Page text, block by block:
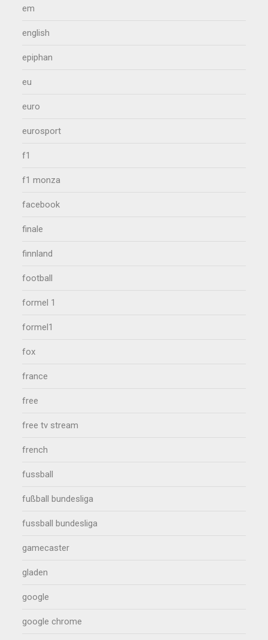
em
english
epiphan
eu
euro
eurosport
f1
f1 monza
facebook
finale
finnland
football
formel 1
formel1
fox
france
free
free tv stream
french
fussball
fußball bundesliga
fussball bundesliga
gamecaster
gladen
google
google chrome